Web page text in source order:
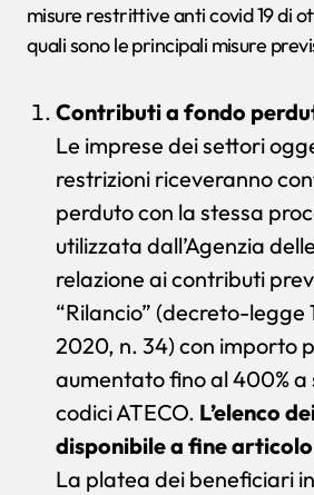
misure restrittive anti covid 19 di
quali sono le principali misure
Contributi a fondo
Le imprese dei settori
restrizioni riceveranno
perduto con la stessa
utilizzata dall’Agenzia
relazione ai contributi
“Rilancio” (decreto-legge
2020, n. 34) con importo
aumentato fino al 400% a
codici ATECO. L’elenco
disponibile a fine
La platea dei beneficiari